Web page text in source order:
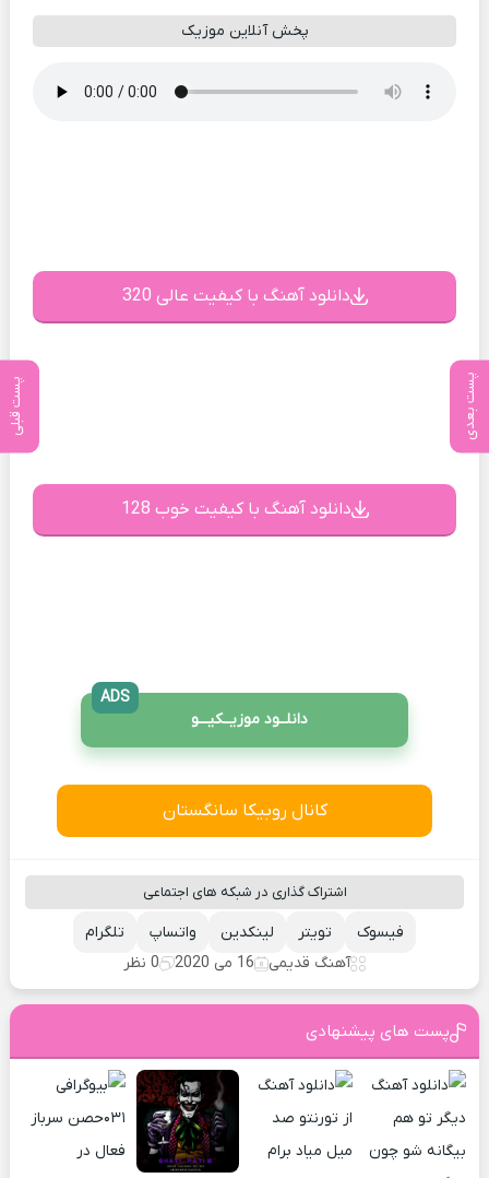
پست بعدی پست قبلی
پخش آنلاین موزیک
دانلود آهنگ با کیفیت عالی 320
دانلود آهنگ با کیفیت خوب 128
دانلــود موزیــکیـــو
ADS
کانال روبیکا سانگستان
اشتراک گذاری در شبکه های اجتماعی
تلگرام واتساپ لینکدین تویتر
فیسوک
آهنگ قدیمی
16 می 2020 0 نظر
پست های پیشنهادی